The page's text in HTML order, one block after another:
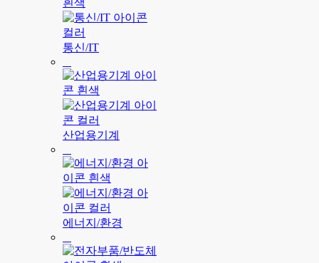
통신/IT
산업용기계
에너지/환경